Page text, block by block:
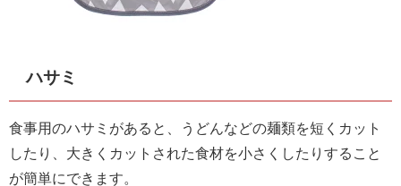
ハサミ
食事用のハサミがあると、うどんなどの麺類を短くカット
したり、大きくカットされた食材を小さくしたりすること
が簡単にできます。